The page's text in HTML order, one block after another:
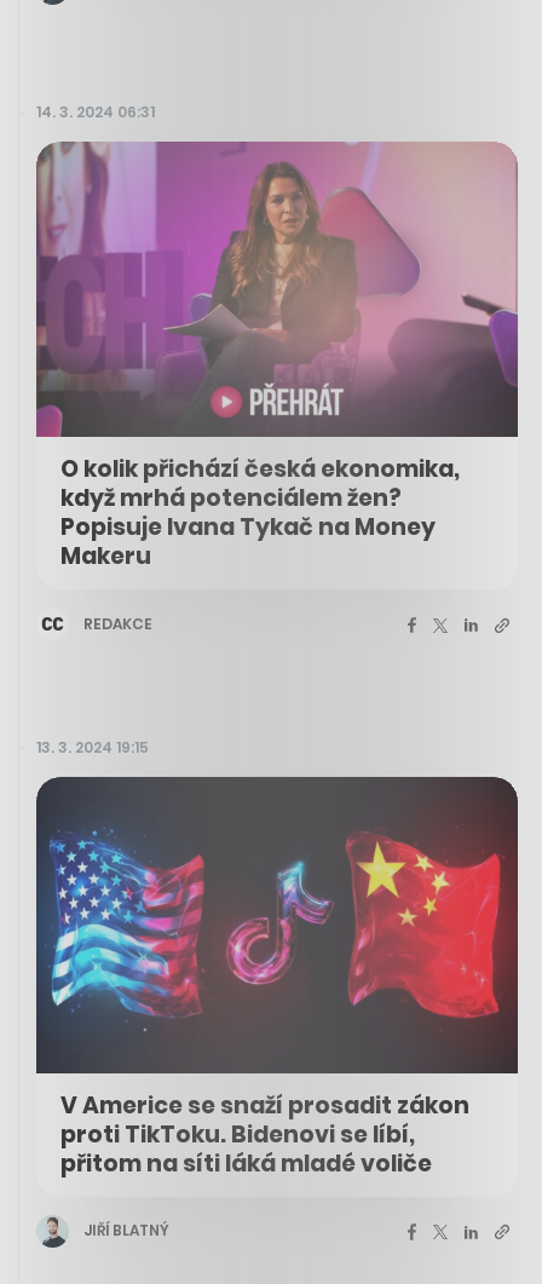
14. 3. 2024 06:31
O kolik přichází česká ekonomika,
když mrhá potenciálem žen?
Popisuje Ivana Tykač na Money
Makeru
REDAKCE
13. 3. 2024 19:15
V Americe se snaží prosadit zákon
proti TikToku. Bidenovi se líbí,
přitom na síti láká mladé voliče
JIŘÍ BLATNÝ